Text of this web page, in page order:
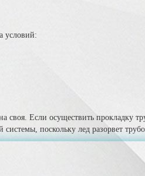
условий:
своя. Если осуществить прокладку
поскольку лед разорвет